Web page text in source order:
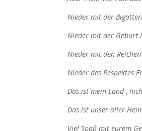
Nieder mit der
Nieder mit der Geburt
Nieder mit den Reichen
Nieder des Respektes
Das ist mein Land ,
Das ist unser aller
Viel Spaß mit eurem